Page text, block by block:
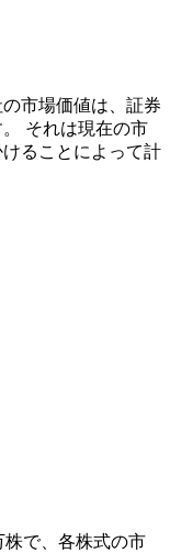
市場価値は、証券
それは現在の市
ることによって計
で、各株式の市